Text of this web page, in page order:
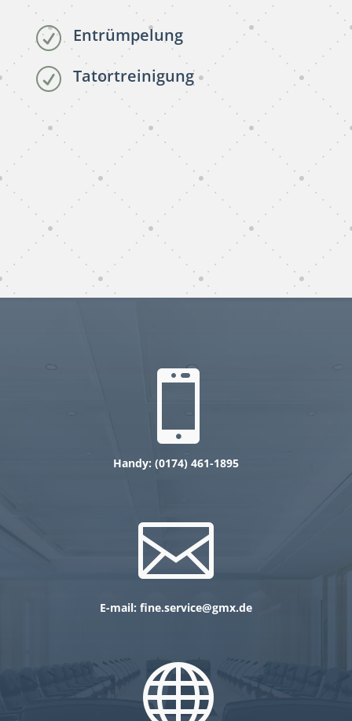
R Entrümpelung
R Tatortreinigung
subunternehmer reinigung
Dresden
subunternehmer gebäudereinigung Dresden
gebäudereinigung subunternehmer Dresden

Handy: (0174) 461-1895

E-mail: fine.service@gmx.de
